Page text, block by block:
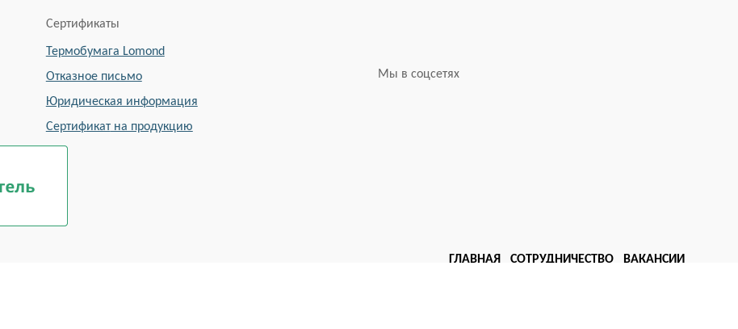
Сертификаты
Термобумага Lomond
Отказное письмо
Юридическая информация
Сертификатна продукцию
Мы в соцсетях
ГЛАВНАЯ СОТРУДНИЧЕСТВО ВАКАНСИИ